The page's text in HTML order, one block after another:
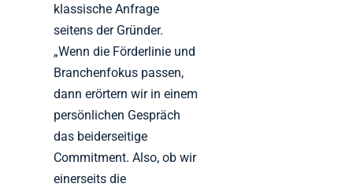
klassische Anfrage
seitens der Gründer.
„Wenn die Förderlinie und
Branchenfokus passen,
dann erörtern wir in einem
persönlichen Gespräch
das beiderseitige
Commitment. Also, ob wir
einerseits die